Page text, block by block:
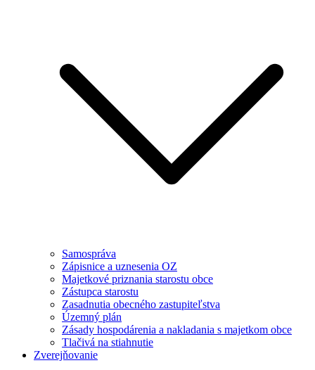
Samospráva
Zápisnice a uznesenia OZ
Majetkové priznania starostu obce
Zástupca starostu
Zasadnutia obecného zastupiteľstva
Územný plán
Zásady hospodárenia a nakladania s majetkom obce
Tlačivá na stiahnutie
Zverejňovanie